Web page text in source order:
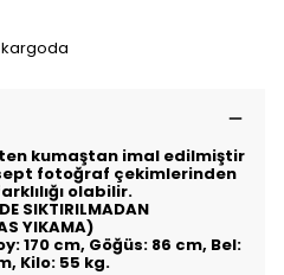
kumaştan imal edilmiştir
fotoğraf çekimlerinden
olabilir.
SIKTIRILMADAN
YIKAMA)
170 cm, Göğüs: 86 cm, Bel:
Kilo: 55 kg.